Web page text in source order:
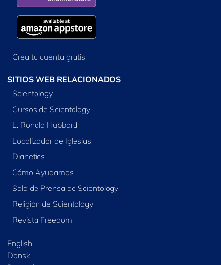
Crea tu cuenta gratis
SITIOS WEB RELACIONADOS
Scientology
Cursos de Scientology
L. Ronald Hubbard
Localizador de Iglesias
Dianetics
Cómo Ayudamos
Sala de Prensa de Scientology
Religión de Scientology
Revista Freedom
English
Dansk